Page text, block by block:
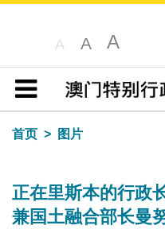
A A A
目录
首页
图片
正在里斯本的行政
兼国土融合部长曼